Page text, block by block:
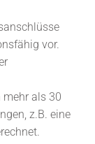
vor.
mehr als 30
z.B. eine